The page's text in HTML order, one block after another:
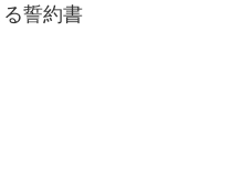
誓約書